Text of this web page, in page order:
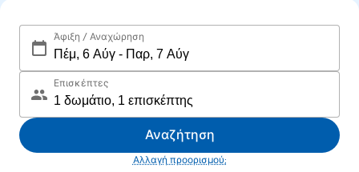
Άφιξη / Αναχώρηση
Επισκέπτες
Αναζήτηση
Αλλαγή προορισμού;